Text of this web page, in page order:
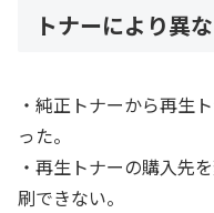
トナーにより異
・純正トナーから再生
った。
・再生トナーの購入先
刷できない。